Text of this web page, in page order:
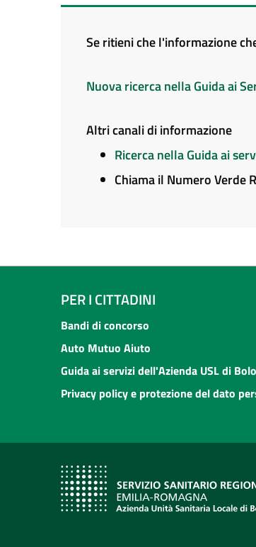
Se ritieni che l'informazione
Nuova ricerca nella Guida ai
Altri canali di informazione
Ricerca nella Guida ai
Chiama il Numero Verde
PER I CITTADINI
Bandi di concorso
Auto Mutuo Aiuto
Guida ai servizi dell'Azienda USL di
Privacy policy e protezione del dato